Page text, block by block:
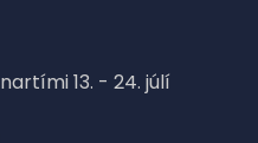
13. - 24. júlí